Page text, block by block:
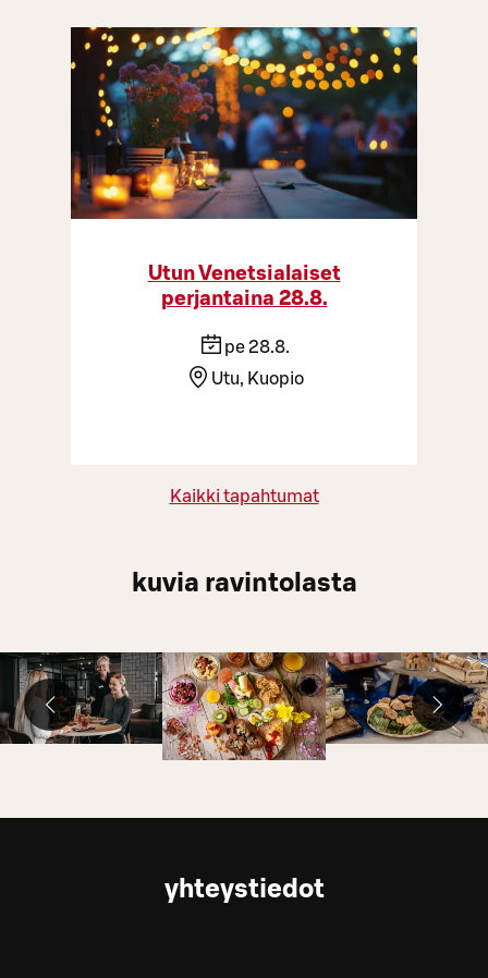
Utun Venetsialaiset
perjantaina 28.8.
pe 28.8.
Utu, Kuopio
Kaikki tapahtumat
kuvia ravintolasta
yhteystiedot